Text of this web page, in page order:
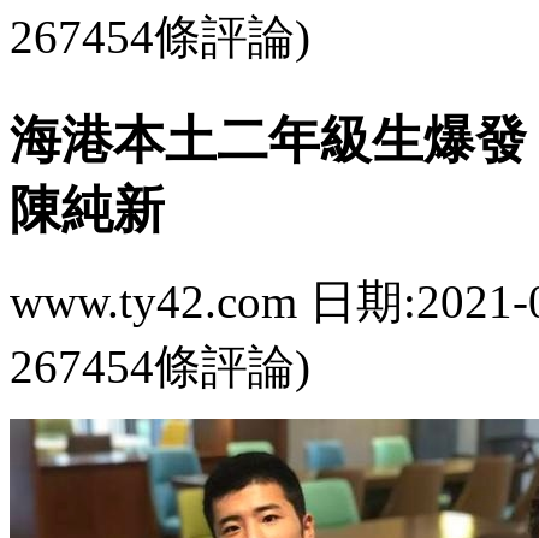
267454條評論)
海港本土二年級生爆
陳純新
www.ty42.com 日期
267454條評論)